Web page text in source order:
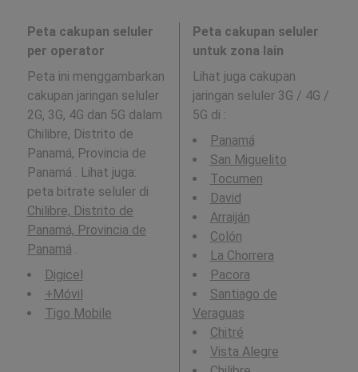
Peta cakupan seluler
per operator
Peta ini menggambarkan
cakupan jaringan seluler
2G, 3G, 4G dan 5G dalam
Chilibre, Distrito de
Panamá, Provincia de
Panamá . Lihat juga:
peta bitrate seluler di
Chilibre, Distrito de
Panamá, Provincia de
Panamá .
Digicel
+Móvil
Tigo Mobile
Peta cakupan seluler
untuk zona lain
Lihat juga cakupan
jaringan seluler 3G / 4G /
5G di :
Panamá
San Miguelito
Tocumen
David
Arraiján
Colón
La Chorrera
Pacora
Santiago de
Veraguas
Chitré
Vista Alegre